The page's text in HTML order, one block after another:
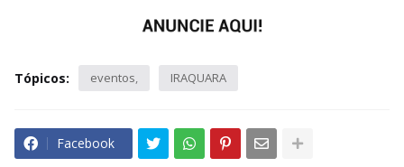
Tópicos: eventos IRAQUARA
Facebook